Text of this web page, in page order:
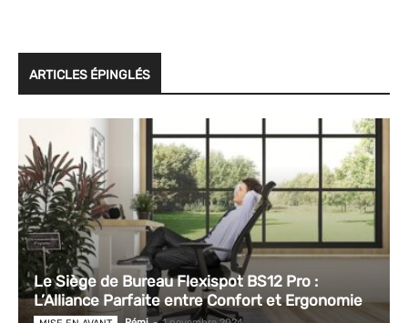
ARTICLES ÉPINGLÉS
Le Siège de Bureau Flexispot BS12 Pro :
L’Alliance Parfaite entre Confort et Ergonomie